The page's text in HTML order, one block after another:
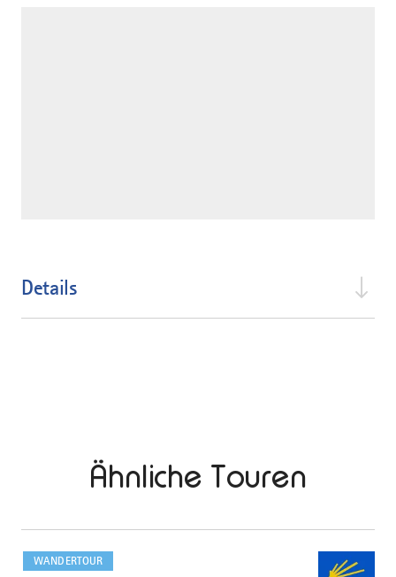
Details
Ähnliche Touren
WANDERTOUR
dazu